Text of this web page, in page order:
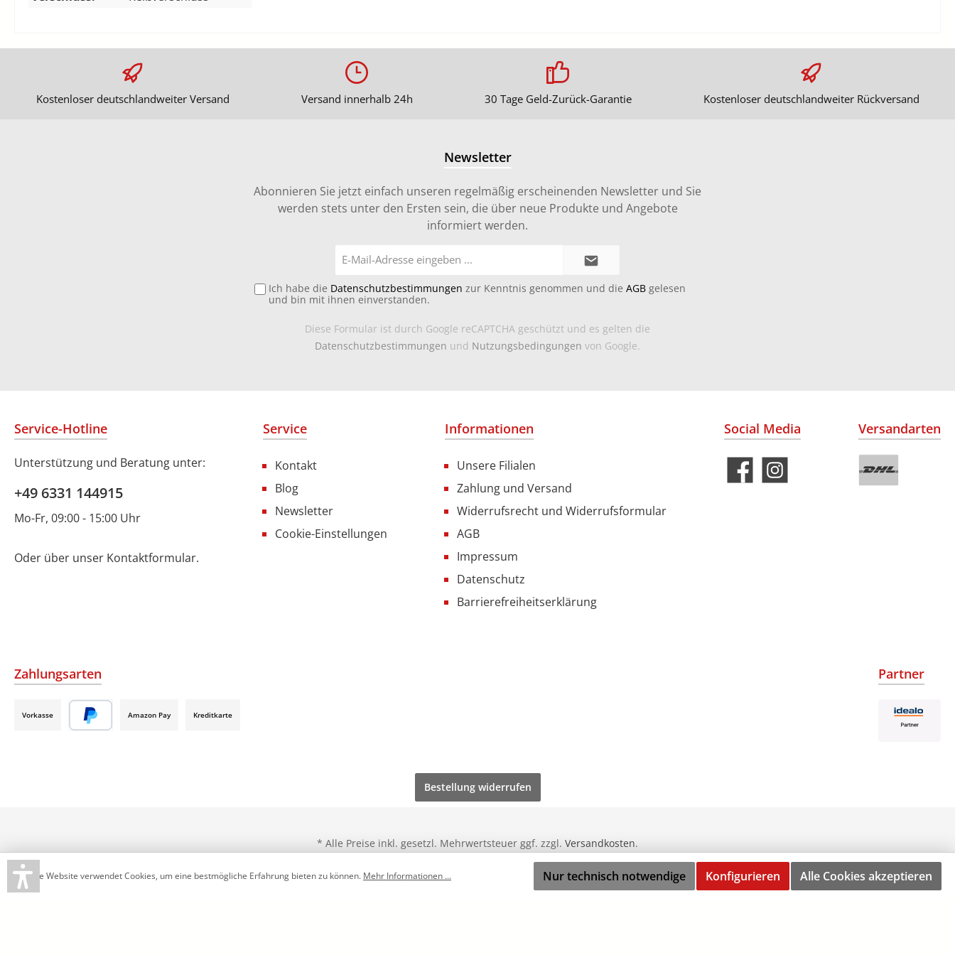
Kostenloser deutschlandweiter Versand Versand innerhalb 24h 30 Tage Geld-Zurück-Garantie Kostenloser deutschlandweiter Rückversand
Newsletter
Abonnieren Sie jetzt einfach unseren regelmäßig erscheinenden Newsletter und Sie
werden stets unter den Ersten sein, die über neue Produkte und Angebote
informiert werden.
Mail-
Ich habe die Datenschutzbestimmungen zur Kenntnis genommen und die AGB gelesen
und bin mit ihnen einverstanden.
Diese Formular ist durch Google reCAPTCHA geschützt und es gelten die
Datenschutzbestimmungen und Nutzungsbedingungen von Google.
Service-Hotline
Unterstützung und Beratung unter:
+49 6331 144915
Mo-Fr, 09:00 - 15:00 Uhr
Oder über unser Kontaktformular.
Service
Kontakt
Blog
Newsletter
Cookie-Einstellungen
Informationen
Unsere Filialen
Zahlung und Versand
Widerrufsrecht und Widerrufsformular
AGB
Impressum
Datenschutz
Barrierefreiheitserklärung
Social Media Versandarten
Zahlungsarten
Vorkasse Amazon Pay Kreditkarte
Partner
Bestellung widerrufen
* Alle Preise inkl. gesetzl. Mehrwertsteuer ggf. zzgl. Versandkosten.
Powered by zweigelb
Diese Website verwendet Cookies, um eine bestmögliche Erfahrung bieten zu können. Mehr Informationen ... Nur technisch notwendige Konfigurieren Alle Cookies akzeptieren